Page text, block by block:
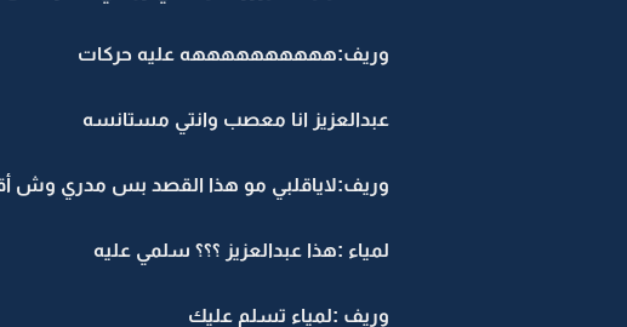
وريف:ههههههههههه عليه حركات
عبدالعزيز انا معصب وانتي مستانسه
وريف:لاياقلبي مو هذا القصد بس مدري وش
لمياء :هذا عبدالعزيز ؟؟؟ سلمي عليه
وريف :لمياء تسلم عليك